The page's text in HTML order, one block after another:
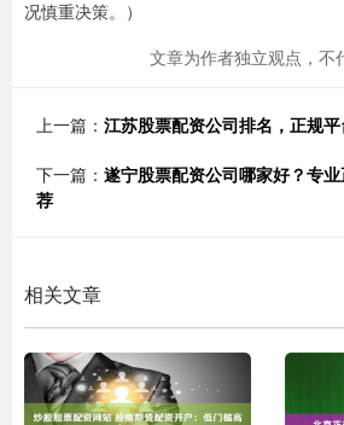
况慎重决策。）
文章为作者独立观点，不
上一篇： 江苏股票配资公司排名，正规
下一篇： 遂宁股票配资公司哪家好？专
荐
相关文章